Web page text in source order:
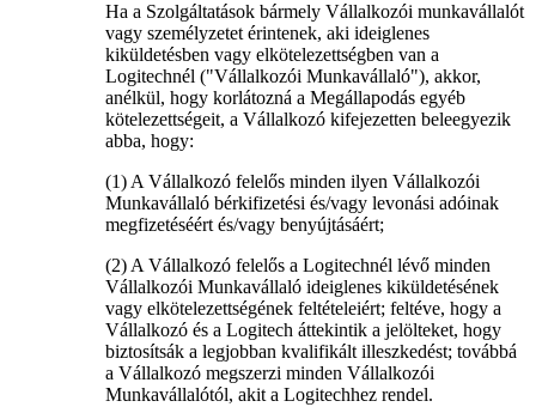
Ha a Szolgáltatások bármely Vállalkozói munkavállalót
vagy személyzetet érintenek, aki ideiglenes
kiküldetésben vagy elkötelezettségben van a
Logitechnél ("Vállalkozói Munkavállaló"), akkor,
anélkül, hogy korlátozná a Megállapodás egyéb
kötelezettségeit, a Vállalkozó kifejezetten beleegyezik
abba, hogy:
(1) A Vállalkozó felelős minden ilyen Vállalkozói
Munkavállaló bérkifizetési és/vagy levonási adóinak
megfizetéséért és/vagy benyújtásáért;
(2) A Vállalkozó felelős a Logitechnél lévő minden
Vállalkozói Munkavállaló ideiglenes kiküldetésének
vagy elkötelezettségének feltételeiért; feltéve, hogy a
Vállalkozó és a Logitech áttekintik a jelölteket, hogy
biztosítsák a legjobban kvalifikált illeszkedést; továbbá
a Vállalkozó megszerzi minden Vállalkozói
Munkavállalótól, akit a Logitechhez rendel.